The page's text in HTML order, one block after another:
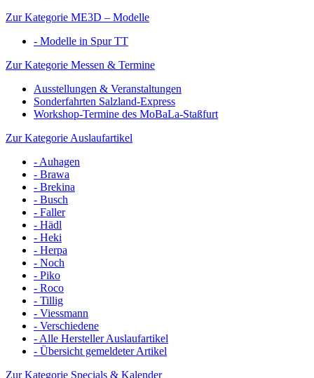
Zur Kategorie ME3D – Modelle
- Modelle in Spur TT
Zur Kategorie Messen & Termine
Ausstellungen & Veranstaltungen
Sonderfahrten Salzland-Express
Workshop-Termine des MoBaLa-Staßfurt
Zur Kategorie Auslaufartikel
- Auhagen
- Brawa
- Brekina
- Busch
- Faller
- Hädl
- Heki
- Herpa
- Noch
- Piko
- Roco
- Tillig
- Viessmann
- Verschiedene
- Alle Hersteller Auslaufartikel
- Übersicht gemeldeter Artikel
Zur Kategorie Specials & Kalender